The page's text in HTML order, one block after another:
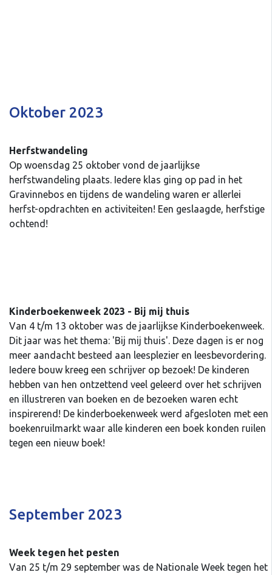
Oktober 2023
Herfstwandeling
Op woensdag 25 oktober vond de jaarlijkse
herfstwandeling plaats. Iedere klas ging op pad in het
Gravinnebos en tijdens de wandeling waren er allerlei
herfst-opdrachten en activiteiten! Een geslaagde, herfstige
ochtend!
Kinderboekenweek 2023 - Bij mij thuis
Van 4 t/m 13 oktober was de jaarlijkse Kinderboekenweek.
Dit jaar was het thema: 'Bij mij thuis'. Deze dagen is er nog
meer aandacht besteed aan leesplezier en leesbevordering.
Iedere bouw kreeg een schrijver op bezoek! De kinderen
hebben van hen ontzettend veel geleerd over het schrijven
en illustreren van boeken en de bezoeken waren echt
inspirerend! De kinderboekenweek werd afgesloten met een
boekenruilmarkt waar alle kinderen een boek konden ruilen
tegen een nieuw boek!
September 2023
Week tegen het pesten
Van 25 t/m 29 september was de Nationale Week tegen het